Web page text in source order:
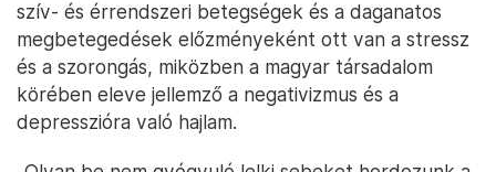
szív- és érrendszeri betegségek és a daganatos
megbetegedések előzményeként ott van a stressz
és a szorongás, miközben a magyar társadalom
körében eleve jellemző a negativizmus és a
depresszióra való hajlam.